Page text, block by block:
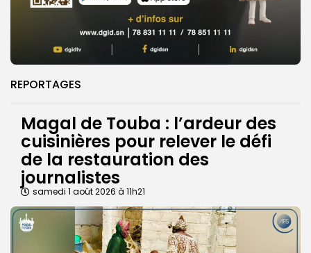
REPORTAGES
Magal de Touba : l’ardeur des
cuisinières pour relever le défi
de la restauration des
journalistes
samedi 1 août 2026 à 11h21